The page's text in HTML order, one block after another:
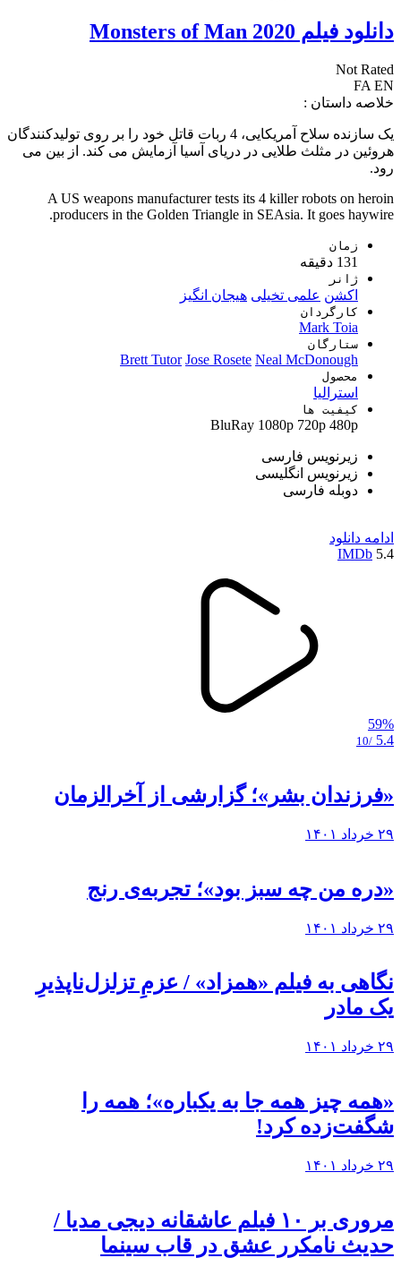
دانلود فیلم Monsters of Man 2020
Not Rated
FA EN
خلاصه داستان :
یک سازنده سلاح آمریکایی، 4 ربات قاتل خود را بر روی تولیدکنندگان
هروئین در مثلث طلایی در دریای آسیا آزمایش می کند. از بین می
رود.
A US weapons manufacturer tests its 4 killer robots on heroin
producers in the Golden Triangle in SEAsia. It goes haywire.
زمان
131 دقیقه
ژانر
اکشن علمی تخیلی هیجان انگیز
کارگردان
Mark Toia
ستارگان
Brett Tutor Jose Rosete Neal McDonough
محصول
استرالیا
کیفیت ها
BluRay 1080p 720p 480p
زیرنویس فارسی
زیرنویس انگلیسی
دوبله فارسی
ادامه دانلود
5.4
IMDb
59%
5.4
/10
«فرزندان بشر»؛ گزارشی از آخرالزمان
۲۹ خرداد ۱۴۰۱
«دره من چه سبز بود»؛ تجربه‌ی رنج
۲۹ خرداد ۱۴۰۱
نگاهی به فيلم «همزاد» / عزمِ تزلزل‌ناپذیرِ
یک مادر
۲۹ خرداد ۱۴۰۱
«همه چیز همه جا به یکباره»؛ همه را
شگفت‌زده کرد!
۲۹ خرداد ۱۴۰۱
مروری بر ۱۰ فیلم عاشقانه دیجی مدیا /
حدیث نامکرر عشق در قاب سینما